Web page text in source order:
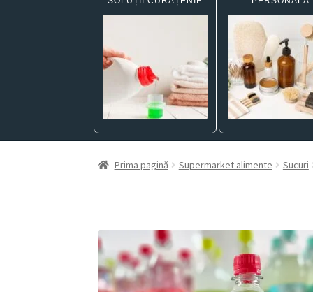
Prima pagină Supermarket alimente Sucuri